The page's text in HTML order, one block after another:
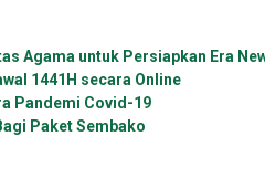
Agama untuk Persiapkan Era
1441H secara Online
Pandemi Covid-19
Paket Sembako